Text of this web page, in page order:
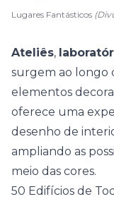
Lugares Fantásticos
Ateliês,
surgem ao longo
elementos
oferece uma
desenho de
ampliando as
meio das cores.
50 Edifícios de